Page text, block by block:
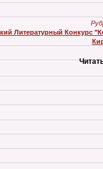
Литературный Конкурс